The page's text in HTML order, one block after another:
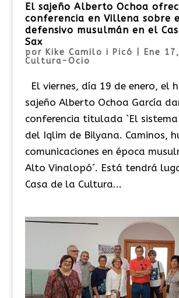
El sajeño Alberto Ochoa
conferencia en Villena sobre
defensivo musulmán en el
Sax
por Kike Camilo i Picó Ene
Cultura-Ocio
El viernes, día 19 de enero, el
sajeño Alberto Ochoa García
conferencia titulada `El
del Iqlim de Bilyana. Caminos,
comunicaciones en época
Alto Vinalopó´. Está tendrá
Casa de la Cultura...